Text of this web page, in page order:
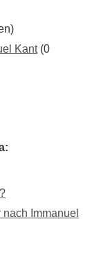
Kant(0
Immanuel